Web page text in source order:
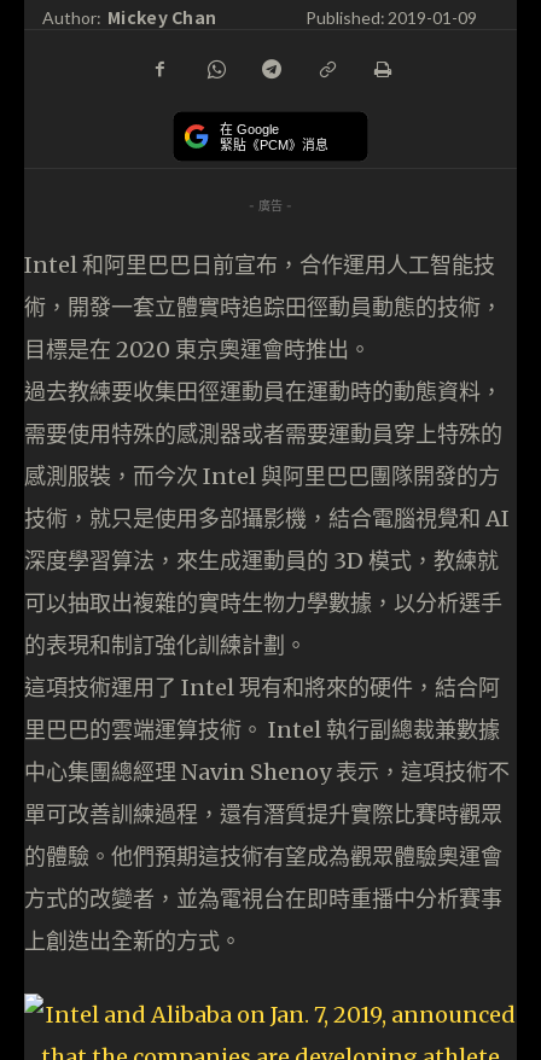
Author: Mickey Chan Published:2019-01-09
在 Google
緊貼《PCM》消息
- 廣告 -
Intel 和阿里巴巴日前宣布，合作運用人工智能技
術，開發一套立體實時追踪田徑動員動態的技術，
目標是在 2020 東京奧運會時推出。
過去教練要收集田徑運動員在運動時的動態資料，
需要使用特殊的感測器或者需要運動員穿上特殊的
感測服裝，而今次 Intel 與阿里巴巴團隊開發的方
技術，就只是使用多部攝影機，結合電腦視覺和 AI
深度學習算法，來生成運動員的 3D 模式，教練就
可以抽取出複雜的實時生物力學數據，以分析選手
的表現和制訂強化訓練計劃。
這項技術運用了 Intel 現有和將來的硬件，結合阿
里巴巴的雲端運算技術。 Intel 執行副總裁兼數據
中心集團總經理 Navin Shenoy 表示，這項技術不
單可改善訓練過程，還有潛質提升實際比賽時觀眾
的體驗。他們預期這技術有望成為觀眾體驗奧運會
方式的改變者，並為電視台在即時重播中分析賽事
上創造出全新的方式。